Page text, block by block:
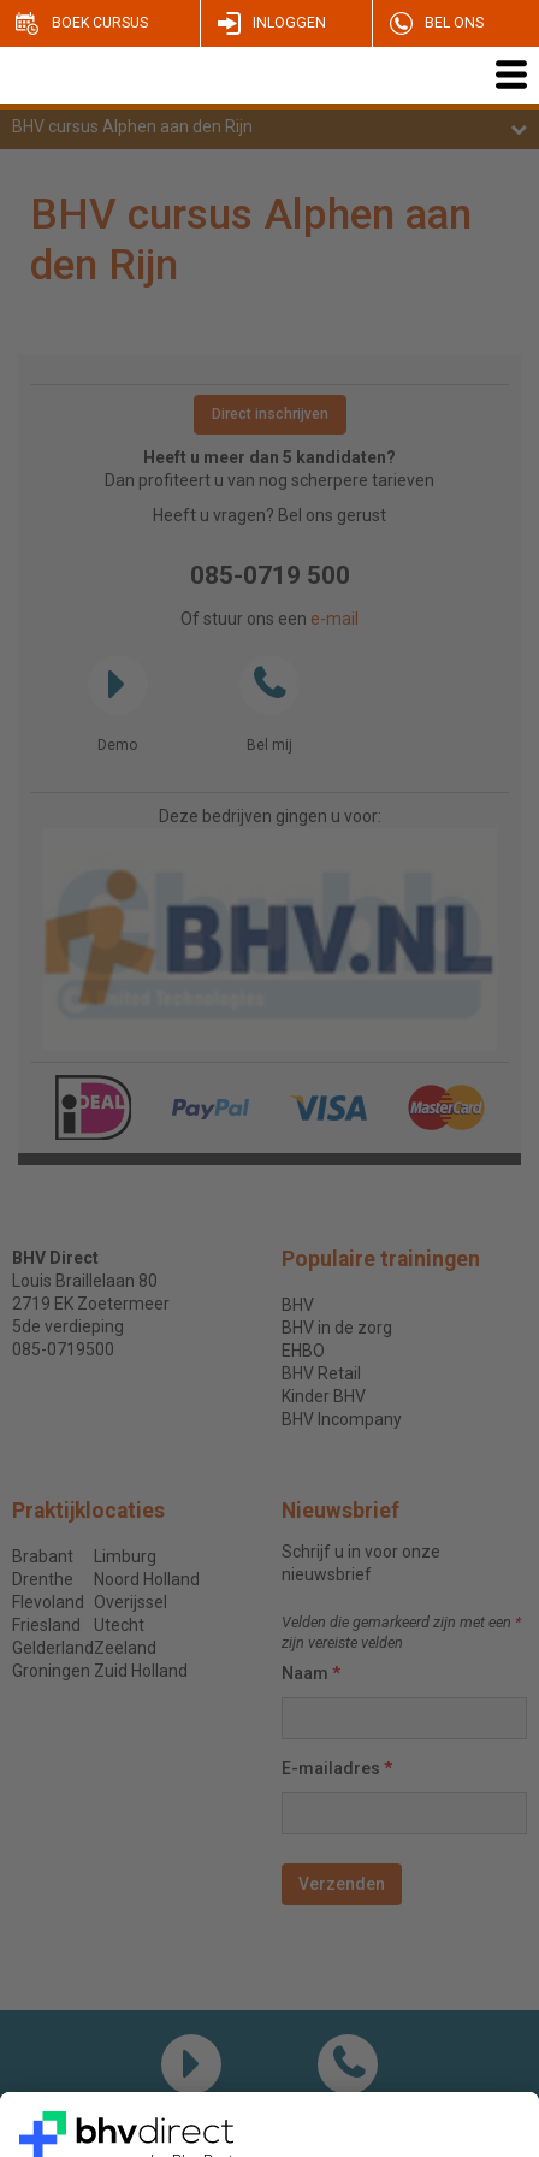
BOEK CURSUS INLOGGEN BEL ONS
BHV cursus Alphen aan den Rijn
BHV cursus Alphen aan
den Rijn
Direct inschrijven
Heeft u meer dan 5 kandidaten?
Dan profiteert u van nog scherpere tarieven
Heeft u vragen? Bel ons gerust
085-0719 500
Of stuur ons een e-mail
Demo Bel mij
Deze bedrijven gingen u voor:
BHV Direct
Louis Braillelaan 80
2719 EK Zoetermeer
5de verdieping
085-0719500
Populaire trainingen
BHV
BHV in de zorg
EHBO
BHV Retail
Kinder BHV
BHV Incompany
Praktijklocaties
Brabant
Drenthe
Flevoland
Friesland
Gelderland
Groningen
Limburg
Noord Holland
Overijssel
Utecht
Zeeland
Zuid Holland
Nieuwsbrief
Schrijf u in voor onze
nieuwsbrief
Velden die gemarkeerd zijn met een *
zijn vereiste velden
Naam *
E-mailadres *
Demo